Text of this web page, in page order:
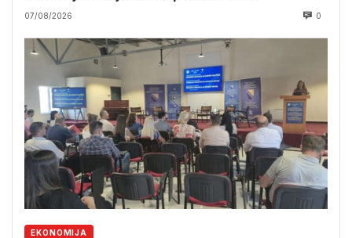
07/08/2026 0
EKONOMIJA